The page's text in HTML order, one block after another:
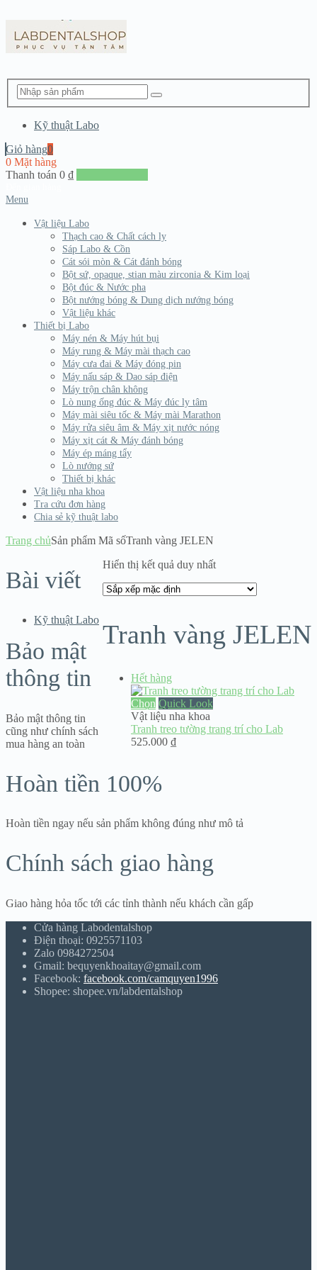
Kỹ thuật Labo
Giỏ hàng0
0 Mặt hàng
Thanh toán 0 ₫
Menu
Vật liệu Labo
Thạch cao & Chất cách ly
Sáp Labo & Cồn
Cát sói mòn & Cát đánh bóng
Bột sứ, opaque, stian màu zirconia & Kim loại
Bột đúc & Nước pha
Bột nướng bóng & Dung dịch nướng bóng
Vật liệu khác
Thiết bị Labo
Máy nén & Máy hút bụi
Máy rung & Máy mài thạch cao
Máy cưa đai & Máy đóng pin
Máy nấu sáp & Dao sáp điện
Máy trộn chân không
Lò nung ống đúc & Máy đúc ly tâm
Máy mài siêu tốc & Máy mài Marathon
Máy rửa siêu âm & Máy xịt nước nóng
Máy xịt cát & Máy đánh bóng
Máy ép máng tẩy
Lò nướng sứ
Thiết bị khác
Vật liệu nha khoa
Tra cứu đơn hàng
Chia sẻ kỹ thuật labo
Trang chủSản phẩm Mã sốTranh vàng JELEN
Hiển thị kết quả duy nhất
Tranh vàng JELEN
Hết hàng
Chọn Quick Look
Vật liệu nha khoa
Tranh treo tường trang trí cho Lab
525.000 ₫
Bài viết
Kỹ thuật Labo
Bảo mật
thông tin
Bảo mật thông tin
cũng như chính sách
mua hàng an toàn
Hoàn tiền 100%
Hoàn tiền ngay nếu sản phẩm không đúng như mô tả
Chính sách giao hàng
Giao hàng hỏa tốc tới các tỉnh thành nếu khách cần gấp
Cửa hàng Labodentalshop
Điện thoại: 0925571103
Zalo 0984272504
Gmail: bequyenkhoaitay@gmail.com
Facebook: facebook.com/camquyen1996
Shopee: shopee.vn/labdentalshop